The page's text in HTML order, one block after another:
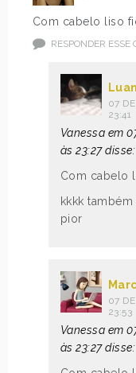
Com cabelo liso
RESPONDER ESSE
07
23:41
Vanessa em
às 23:27 disse:
Com cabelo
kkkk
pior
07
23:53
Vanessa em
às 23:27 disse: